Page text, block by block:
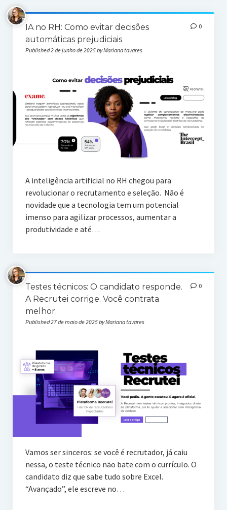
IA no RH: Como evitar decisões
automáticas prejudiciais
Published 2 de junho de 2025 by Mariana tavares
0
A inteligência artificial no RH chegou para
revolucionar o recrutamento e seleção. Não é
novidade que a tecnologia tem um potencial
imenso para agilizar processos, aumentar a
produtividade e até…
Testes técnicos: O candidato responde.
A Recrutei corrige. Você contrata
melhor.
Published 27 de maio de 2025 by Mariana tavares
0
Vamos ser sinceros: se você é recrutador, já caiu
nessa, o teste técnico não bate com o currículo. O
candidato diz que sabe tudo sobre Excel.
“Avançado”, ele escreve no…